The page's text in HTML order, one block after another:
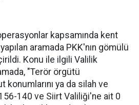
kapsamında kent
aramada PKK'nın gömülü
Konu ile ilgili Valilik
"Terör örgütü
konumlarını ya da silah ve
140 ve Siirt Valiliği'ne ait 0